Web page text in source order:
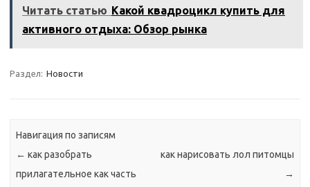
Читать статью Какой квадроцикл купить для
активного отдыха: Обзор рынка
Раздел: Новости
Навигация по записям
← как разобрать
прилагательное как часть
как нарисовать лол питомцы
→